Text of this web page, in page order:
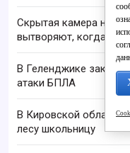
Скрытая камера на
вытворяют, когда их
В Геленджике
атаки БПЛА
В Кировской области
лесу школьницу